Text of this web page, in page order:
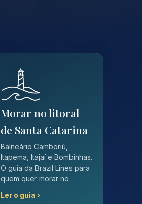
Morar no litoral
de Santa Catarina
Balneário Camboriú,
Itapema, Itajaí e Bombinhas.
O guia da Brazil Lines para
quem quer morar no …
Ler o guia ›